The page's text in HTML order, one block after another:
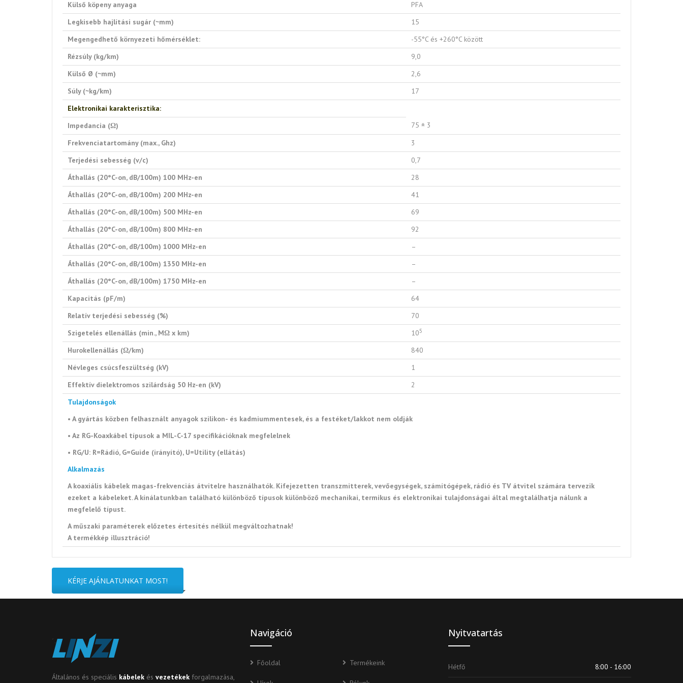
Külső köpeny anyaga
PFA
Legkisebb hajlítási sugár (~mm)
15
Megengedhető környezeti hőmérséklet:
-55°C és +260°C között
Rézsúly (kg/km)
9,0
Külső Ø (~mm)
2,6
Súly (~kg/km)
17
Elektronikai karakterisztika:
Impedancia (Ω)
75 ± 3
Frekvenciatartomány (max., Ghz)
3
Terjedési sebesség (v/c)
0,7
Áthallás (20°C-on, dB/100m) 100 MHz-en
28
Áthallás (20°C-on, dB/100m) 200 MHz-en
41
Áthallás (20°C-on, dB/100m) 500 MHz-en
69
Áthallás (20°C-on, dB/100m) 800 MHz-en
92
Áthallás (20°C-on, dB/100m) 1000 MHz-en
–
Áthallás (20°C-on, dB/100m) 1350 MHz-en
–
Áthallás (20°C-on, dB/100m) 1750 MHz-en
–
Kapacitás (pF/m)
64
Relatív terjedési sebesség (%)
70
Szigetelés ellenállás (min., MΩ x km)
105
Hurokellenállás (Ω/km)
840
Névleges csúcsfeszültség (kV)
1
Effektív dielektromos szilárdság 50 Hz-en (kV)
2
Tulajdonságok
• A gyártás közben felhasznált anyagok szilikon- és kadmiummentesek, és a festéket/lakkot nem oldják
• Az RG-Koaxkábel típusok a MIL-C-17 specifikációknak megfelelnek
• RG/U: R=Rádió, G=Guide (irányító), U=Utility (ellátás)
Alkalmazás
A koaxiális kábelek magas-frekvenciás átvitelre használhatók. Kifejezetten transzmitterek, vevőegységek, számítógépek, rádió és TV átvitel számára tervezik
ezeket a kábeleket. A kínálatunkban található különböző típusok különböző mechanikai, termikus és elektronikai tulajdonságai által megtalálhatja nálunk a
megfelelő típust.
A műszaki paraméterek előzetes értesítés nélkül megváltozhatnak!
A termékkép illusztráció!
KÉRJE AJÁNLATUNKAT MOST!
Általános és speciális kábelek és vezetékek forgalmazása,
Navigáció
Főoldal Termékeink
Nyitvatartás
Hétfő 8:00 - 16:00